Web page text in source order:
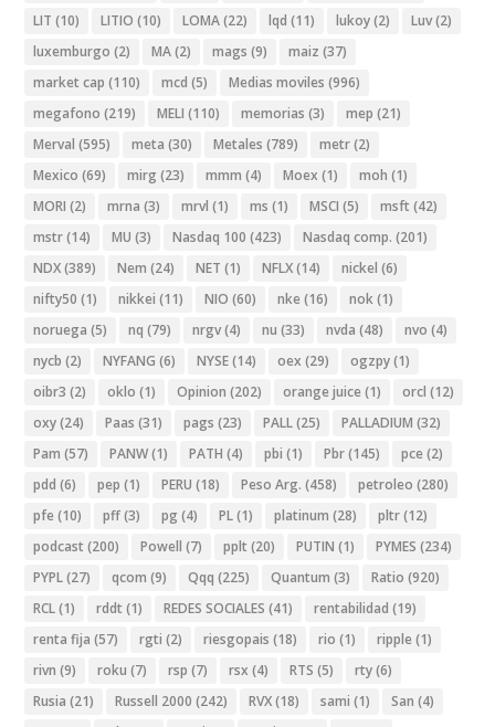
LIT (10) LITIO (10) LOMA(22) lqd (11) lukoy(2) Luv(2)
luxemburgo (2) MA(2) mags (9) maiz (37)
market cap (110) mcd (5) Medias moviles (996)
megafono (219) MELI (110) memorias (3) mep (21)
Merval (595) meta (30) Metales (789) metr(2)
Mexico (69) mirg (23) mmm (4) Moex (1) moh (1)
MORI (2) mrna (3) mrvl (1) ms (1) MSCI (5) msft (42)
mstr(14) MU (3) Nasdaq 100 (423) Nasdaq comp. (201)
NDX(389) Nem (24) NET (1) NFLX(14) nickel (6)
nifty50 (1) nikkei (11) NIO (60) nke (16) nok(1)
noruega (5) nq (79) nrgv(4) nu (33) nvda (48) nvo (4)
nycb (2) NYFANG (6) NYSE(14) oex (29) ogzpy(1)
oibr3 (2) oklo (1) Opinion (202) orange juice (1) orcl (12)
oxy(24) Paas (31) pags (23) PALL(25) PALLADIUM (32)
Pam (57) PANW(1) PATH (4) pbi (1) Pbr(145) pce (2)
pdd (6) pep (1) PERU (18) Peso Arg. (458) petroleo (280)
pfe (10) pff(3) pg (4) PL(1) platinum (28) pltr(12)
podcast (200) Powell (7) pplt (20) PUTIN (1) PYMES (234)
PYPL(27) qcom (9) Qqq (225) Quantum (3) Ratio (920)
RCL(1) rddt (1) REDES SOCIALES (41) rentabilidad (19)
renta fija (57) rgti (2) riesgopais (18) rio (1) ripple (1)
rivn (9) roku (7) rsp (7) rsx (4) RTS (5) rty(6)
Rusia (21) Russell 2000 (242) RVX(18) sami (1) San (4)